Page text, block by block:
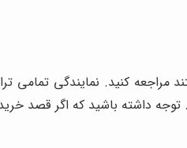
مراجعه کنید. نمایندگی
داشته باشید که اگر قصد